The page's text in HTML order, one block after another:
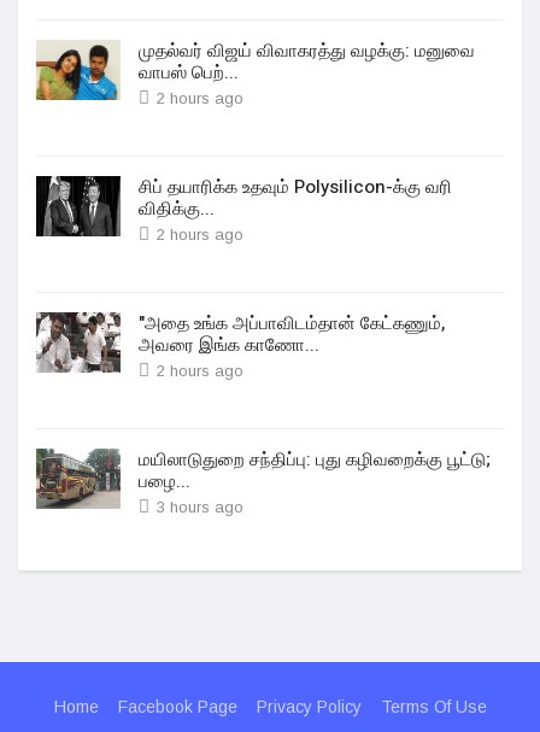
முதல்வர் விஜய் விவாகரத்து வழக்கு: மனுவை
வாபஸ் பெற்...
2 hours ago
சிப் தயாரிக்க உதவும் Polysilicon-க்கு வரி
விதிக்கு...
2 hours ago
"அதை உங்க அப்பாவிடம்தான் கேட்கணும்,
அவரை இங்க காணோ...
2 hours ago
மயிலாடுதுறை சந்திப்பு: புது கழிவறைக்கு பூட்டு;
பழை...
3 hours ago
Home Facebook Page Privacy Policy Terms Of Use